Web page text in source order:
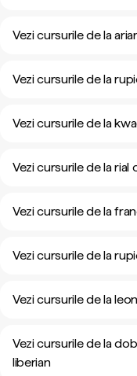
Vezi cursurile de la
Vezi cursurile de la
Vezi cursurile de la
Vezi cursurile de la rial
Vezi cursurile de la
Vezi cursurile de la
Vezi cursurile de la
Vezi cursurile de la
liberian